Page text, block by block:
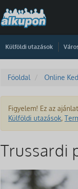
Külföldi utazások
Főoldal Online
Figyelem! Ez az
Külföldi utazások,
Trussardi